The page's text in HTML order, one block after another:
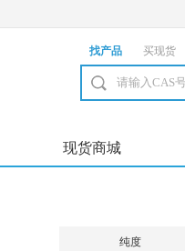
找产品 买现货
现货商城
纯度